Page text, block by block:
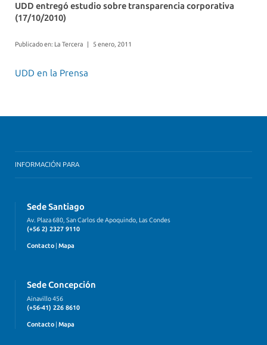
UDD entregó estudio sobre transparencia corporativa
(17/10/2010)
Publicado en: La Tercera | 5 enero, 2011
UDD en la Prensa
INFORMACIÓN PARA
Sede Santiago
Av. Plaza 680, San Carlos de Apoquindo, Las Condes
(+56 2) 2327 9110
Contacto Mapa
Sede Concepción
Ainavillo 456
(+56-41) 226 8610
Contacto | Mapa